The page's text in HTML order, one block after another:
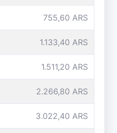
755,60 ARS
1.133,40 ARS
1.511,20 ARS
2.266,80 ARS
3.022,40 ARS